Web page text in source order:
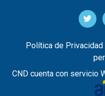
Política de
CND cuenta con servicio